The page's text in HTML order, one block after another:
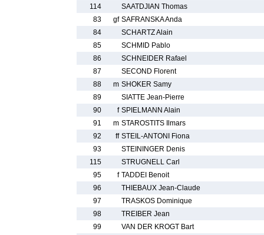
114
SAATDJIAN Thomas
83
gf SAFRANSKA Anda
84
SCHARTZ Alain
85
SCHMID Pablo
86
SCHNEIDER Rafael
87
SECOND Florent
88
m SHOKER Samy
89
SIATTE Jean-Pierre
90
f SPIELMANN Alain
91
m STAROSTITS Ilmars
92
ff STEIL-ANTONI Fiona
93
STEININGER Denis
115
STRUGNELL Carl
95
f TADDEI Benoit
96
THIEBAUX Jean-Claude
97
TRASKOS Dominique
98
TREIBER Jean
99
VAN DER KROGT Bart